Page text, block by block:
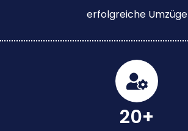
erfolgreiche Umzüge
20+